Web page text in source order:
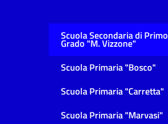
Scuola Secondaria di Primo
Grado "M. Vizzone"
Scuola Primaria "Bosco"
Scuola Primaria "Carretta"
Scuola Primaria "Marvasi"